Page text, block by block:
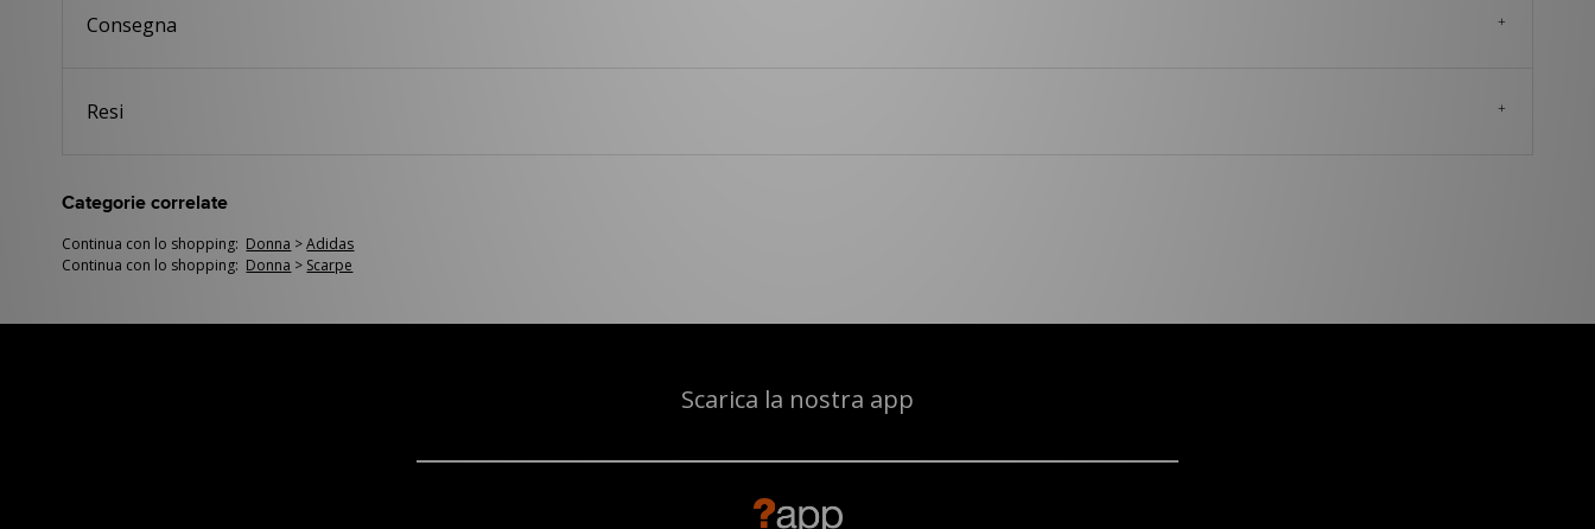
Consegna
Resi
Categorie correlate
Continua con lo shopping: Donna >Adidas
Continua con lo shopping: Donna > Scarpe
Scarica la nostra app